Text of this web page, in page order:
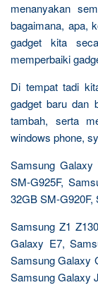
menanyakan
bagaimana, apa,
gadget kita
memperbaiki
Di tempat tadi
gadget baru dan
tambah, serta
windows phone,
Samsung
SM-G925F,
32GB SM-
Samsung Z1
Galaxy E7,
Samsung Galaxy
Samsung Galaxy